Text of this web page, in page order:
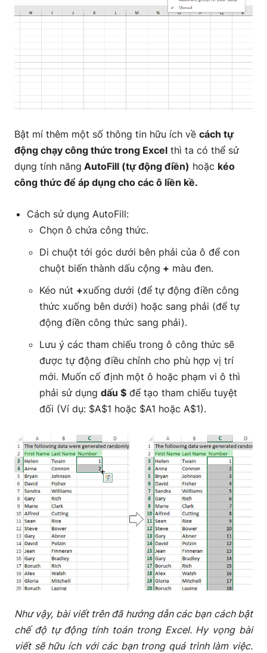
Bật mí thêm một số thông tin hữu ích về cách tự
động chạy công thức trong Excel thì ta có thể sử
dụng tính năng AutoFill (tự động điền) hoặc kéo
công thức để áp dụng cho các ô liền kề.
Cách sử dụng AutoFill:
Chọn ô chứa công thức.
Di chuột tới góc dưới bên phải của ô để con
chuột biến thành dấu cộng + màu đen.
Kéo nút +xuống dưới (để tự động điền công
thức xuống bên dưới) hoặc sang phải (để tự
động điền công thức sang phải).
Lưu ý các tham chiếu trong ô công thức sẽ
được tự động điều chỉnh cho phù hợp vị trí
mới. Muốn cố định một ô hoặc phạm vi ô thì
phải sử dụng dấu $ để tạo tham chiếu tuyệt
đối (Ví dụ: $A$1 hoặc $A1 hoặc A$1).
Như vậy, bài viết trên đã hướng dẫn các bạn cách bật
chế độ tự động tính toán trong Excel. Hy vọng bài
viết sẽ hữu ích với các bạn trong quá trình làm việc.